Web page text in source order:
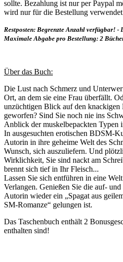
sollte. Bezahlung ist nur per Paypal
wird nur für die Bestellung
Restposten: Begrenzte Anzahl verfügbar!
Maximale Abgabe pro Bestellung: 2
Über das Buch:
Die Lust nach Schmerz und
Ort, an dem sie eine Frau überfällt.
unzüchtigen Blick auf den knackigen
geworfen? Sind Sie noch nie ins
Anblick der muskelbepackten Typen
In ausgesuchten erotischen BDSM-
Autorin in ihre geheime Welt des
Wunsch, sich auszuliefern. Und
Wirklichkeit, Sie sind nackt am
brennt sich tief in Ihr Fleisch...
Lassen Sie sich entführen in eine
Verlangen. Genießen Sie die auf-
Autorin wieder ein „Spagat aus
SM-Romanze“ gelungen ist.
Das Taschenbuch enthält 2
enthalten sind!